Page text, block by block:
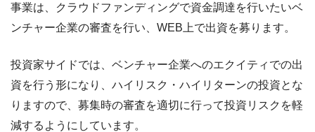
事業は、クラウドファンディングで資金調達を行いたいベ
ンチャー企業の審査を行い、WEB上で出資を募ります。
投資家サイドでは、ベンチャー企業へのエクイティでの出
資を行う形になり、ハイリスク・ハイリターンの投資とな
りますので、募集時の審査を適切に行って投資リスクを軽
減するようにしています。